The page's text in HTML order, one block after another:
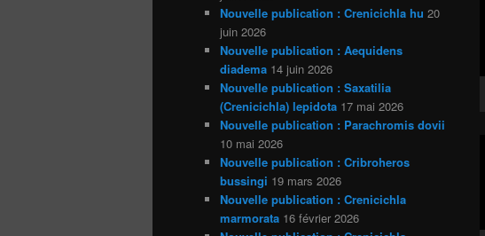
Nouvelle publication : Crenicichla hu 20
juin 2026
Nouvelle publication : Aequidens
diadema 14 juin 2026
Nouvelle publication : Saxatilia
(Crenicichla) lepidota 17 mai 2026
Nouvelle publication : Parachromis dovii
10 mai 2026
Nouvelle publication : Cribroheros
bussingi 19 mars 2026
Nouvelle publication : Crenicichla
marmorata 16 février 2026